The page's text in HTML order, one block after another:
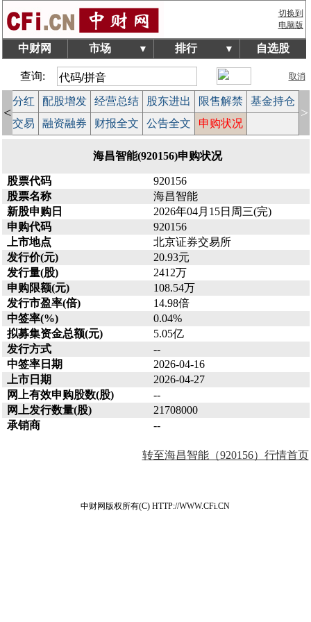
切换到
电脑版
中财网 市场 ▼ 排行 ▼ 自选股
查询: 取消
<
分红 配股增发 经营总结 股东进出 限售解禁
基金持仓
交易
融资融券 财报全文 公告全文 申购状况
>
海昌智能(920156)申购状况
股票代码
920156
股票名称
海昌智能
新股申购日
2026年04月15日周三(完)
申购代码
920156
上市地点
北京证券交易所
发行价(元)
20.93元
发行量(股)
2412万
申购限额(元)
108.54万
发行市盈率(倍)
14.98倍
中签率(%)
0.04%
拟募集资金总额(元)
5.05亿
发行方式
--
中签率日期
2026-04-16
上市日期
2026-04-27
网上有效申购股数(股)
--
网上发行数量(股)
21708000
承销商
--
转至海昌智能（920156）行情首页
中财网版权所有(C) HTTP://WWW.CFi.CN